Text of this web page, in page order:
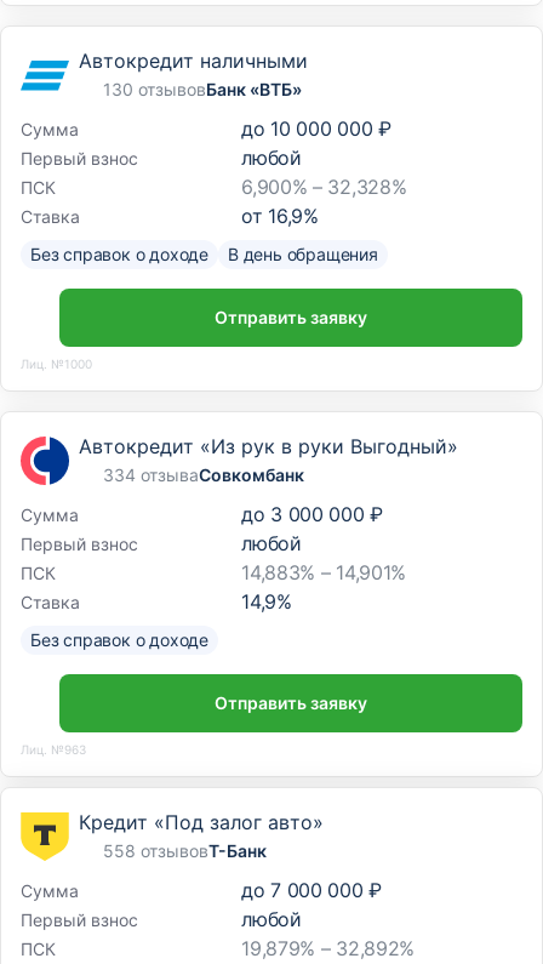
Автокредит наличными
130 отзывовБанк «ВТБ»
Сумма
до 10 000 000 ₽
Первый взнос любой
ПСК 6,900% – 32,328%
Ставка от 16,9%
Без справок о доходе В день обращения
Отправить заявку
Лиц. №1000
Автокредит «Из рук в руки Выгодный»
334 отзываСовкомбанк
Сумма
до 3 000 000 ₽
Первый взнос любой
ПСК 14,883% – 14,901%
Ставка 14,9%
Без справок о доходе
Отправить заявку
Лиц. №963
Кредит «Под залог авто»
558 отзывовТ-Банк
Сумма
до 7 000 000 ₽
Первый взнос любой
ПСК 19,879% – 32,892%